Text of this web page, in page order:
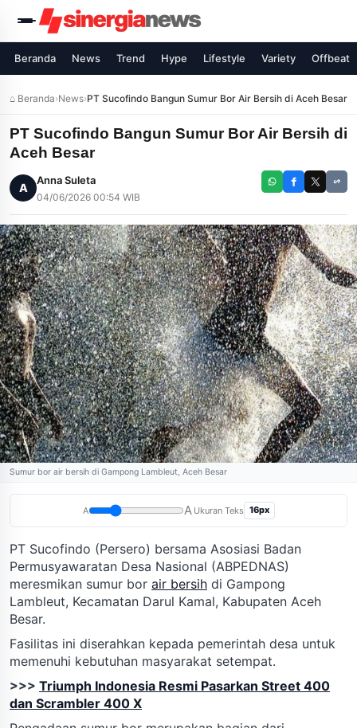
Beranda News Trend Hype Lifestyle Variety Offbeat
⌂ Beranda›News›PT Sucofindo Bangun Sumur Bor Air Bersih di Aceh Besar
PT Sucofindo Bangun Sumur Bor Air Bersih di
Aceh Besar
A
Anna Suleta
04/06/2026 00:54 WIB
Sumur bor air bersih di Gampong Lambleut, Aceh Besar
A A Ukuran Teks 16px
PT Sucofindo (Persero) bersama Asosiasi Badan
Permusyawaratan Desa Nasional (ABPEDNAS)
meresmikan sumur bor air bersih di Gampong
Lambleut, Kecamatan Darul Kamal, Kabupaten Aceh
Besar.
Fasilitas ini diserahkan kepada pemerintah desa untuk
memenuhi kebutuhan masyarakat setempat.
>>> Triumph Indonesia Resmi Pasarkan Street 400
dan Scrambler 400 X